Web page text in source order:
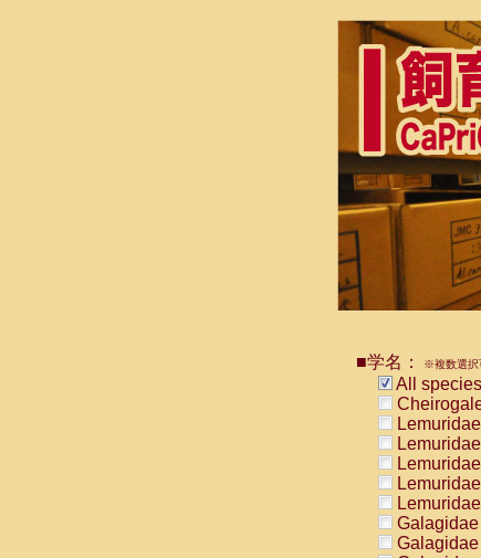
■学名： ※複数選択
All species
Lemuridae
Lemuridae
Lemuridae
Lemuridae
Lemuridae
Galagidae
Galagidae